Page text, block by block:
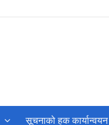
सूचनाको हक कार्यान्वयन